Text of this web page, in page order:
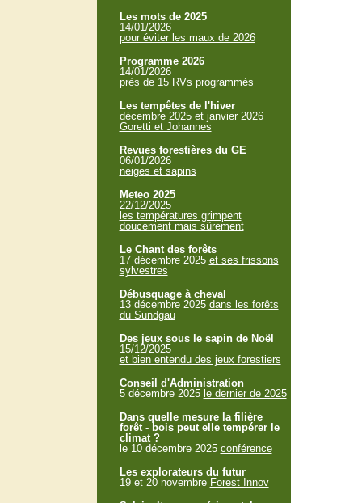
Les mots de 2025
14/01/2026
pour éviter les maux de 2026
Programme 2026
14/01/2026
près de 15 RVs programmés
Les tempêtes de l'hiver
décembre 2025 et janvier 2026
Goretti et Johannes
Revues forestières du GE
06/01/2026
neiges et sapins
Meteo 2025
22/12/2025
les températures grimpent
doucement mais sûrement
Le Chant des forêts
17 décembre 2025 et ses frissons
sylvestres
Débusquage à cheval
13 décembre 2025 dans les forêts
du Sundgau
Des jeux sous le sapin de Noël
15/12/2025
et bien entendu des jeux forestiers
Conseil d'Administration
5 décembre 2025 le dernier de 2025
Dans quelle mesure la filière
forêt - bois peut elle tempérer le
climat ?
le 10 décembre 2025 conférence
Les explorateurs du futur
19 et 20 novembre Forest Innov